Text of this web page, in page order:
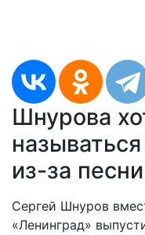
Шнурова
из-за
Сергей Шнуров
«Ленинград»